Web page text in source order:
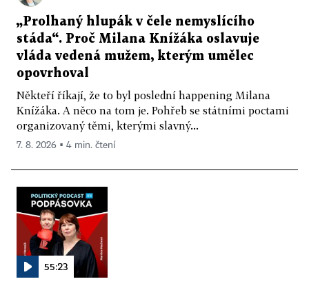
„Prolhaný hlupák v čele nemyslícího
stáda“. Proč Milana Knížáka oslavuje
vláda vedená mužem, kterým umělec
opovrhoval
Někteří říkají, že to byl poslední happening Milana
Knížáka. A něco na tom je. Pohřeb se státními poctami
organizovaný těmi, kterými slavný...
7. 8. 2026 ▪ 4 min. čtení
55:23